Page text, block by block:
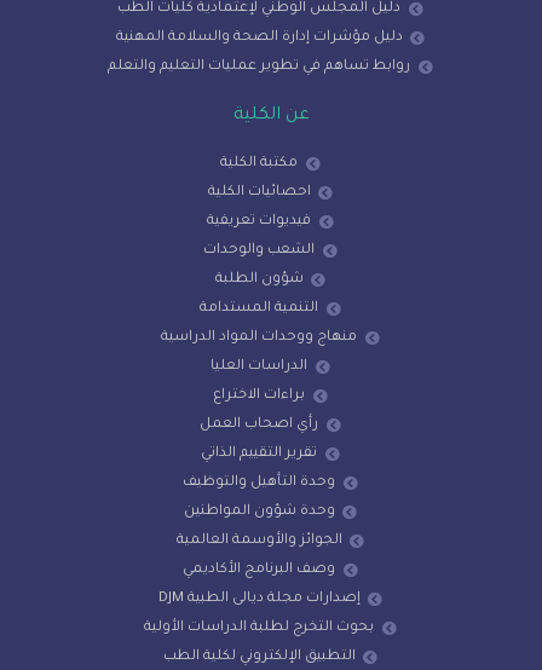
دليل المجلس الوطني لإعتمادية كليات الطب
دليل مؤشرات إدارة الصحة والسلامة المهنية
روابط تساهم في تطوير عمليات التعليم والتعلم
احصائيات الكلية
فيديوات تعريفية
الشعب والوحدات
شؤون الطلبة
التنمية المستدامة
منهاج ووحدات المواد الدراسية
الدراسات العليا
براءات الاختراع
رأي اصحاب العمل
تقرير التقييم الذاتي
وحدة التأهيل والتوظيف
وحدة شؤون المواطنين
الجوائز والأوسمة العالمية
وصف البرنامج الأكاديمي
إصدارات مجلة ديالى الطبية DJM
بحوث التخرج لطلبة الدراسات الأولية
التطبيق الإلكتروني لكلية الطب